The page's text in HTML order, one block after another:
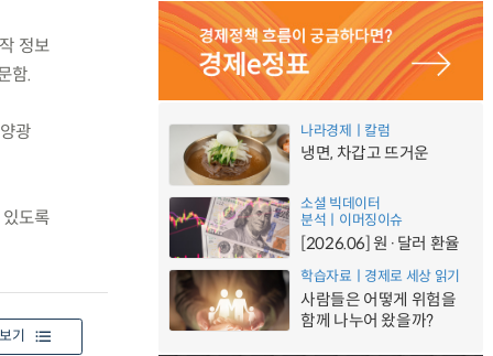
정보
함.
광
도록
기
나라경제ㅣ칼럼
냉면, 차갑고 뜨거운
소셜 빅데이터
분석ㅣ이머징이슈
[2026.06] 원·달러 환율
학습자료ㅣ경제로 세상 읽기
사람들은 어떻게 위험을
함께 나누어 왔을까?